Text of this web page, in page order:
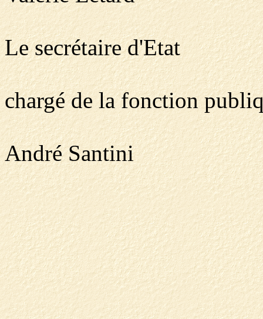
Le secrétaire d'Etat
chargé de la fonction
André Santini